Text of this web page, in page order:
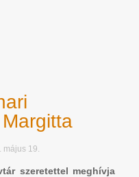
május 19.
szeretettel meghívja